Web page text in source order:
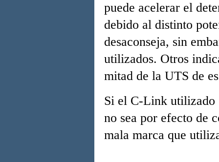
puede acelerar el
debido al distinto
desaconseja, sin
utilizados. Otros
mitad de la UTS de
Si el C-Link utilizado
no sea por efecto de
mala marca que